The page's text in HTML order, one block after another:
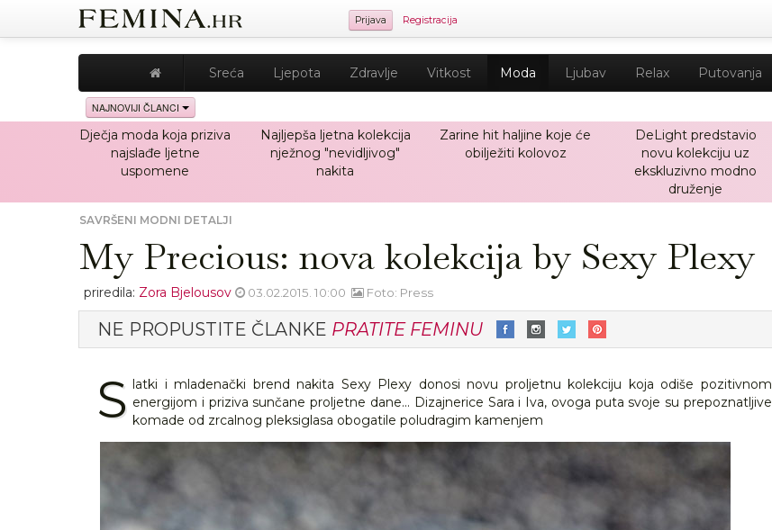
Prijava Registracija
Sreća Ljepota Zdravlje Vitkost Moda Ljubav Relax Putovanja
NAJNOVIJI ČLANCI
Dječja moda koja priziva
najslađe ljetne
uspomene
Najljepša ljetna kolekcija
nježnog "nevidljivog"
nakita
Zarine hit haljine koje će
obilježiti kolovoz
DeLight predstavio
novu kolekciju uz
ekskluzivno modno
druženje
SAVRŠENI MODNI DETALJI
My Precious: nova kolekcija by Sexy Plexy
priredila: Zora Bjelousov 03.02.2015. 10:00 Foto: Press
NE PROPUSTITE ČLANKE PRATITE FEMINU
S latki i mladenački brend nakita Sexy Plexy donosi novu proljetnu kolekciju koja odiše pozitivnom
energijom i priziva sunčane proljetne dane... Dizajnerice Sara i Iva, ovoga puta svoje su prepoznatljive
komade od zrcalnog pleksiglasa obogatile poludragim kamenjem